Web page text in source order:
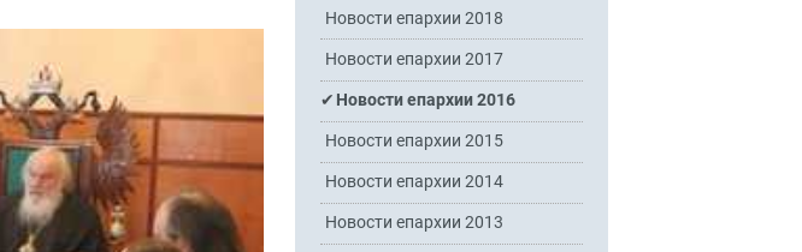
Новости епархии 2018
Новости епархии 2017
Новости епархии 2016
Новости епархии 2015
Новости епархии 2014
Новости епархии 2013